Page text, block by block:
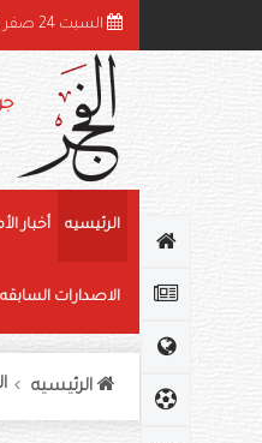
الدولة ونائباه يهنئون رئيس كوت
السبت 24 صفر 1448 هـ - 8 أغسطس 2026 م
الرئيسيه أخبار
الاصدارات السابقه
الرئيسيه